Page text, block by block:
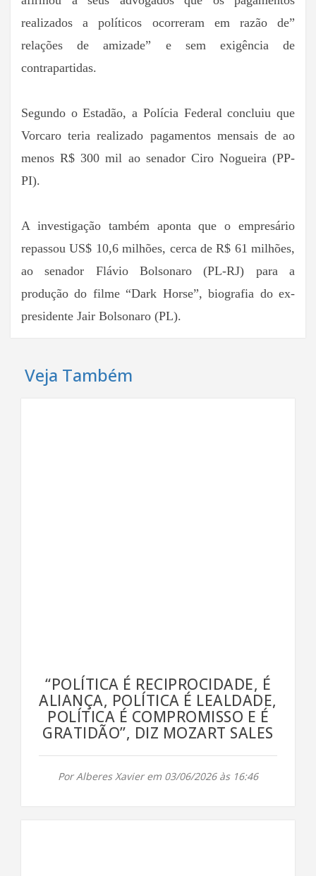
realizados a políticos ocorreram em razão de”
relações de amizade” e sem exigência de
contrapartidas.
Segundo o Estadão, a Polícia Federal concluiu que
Vorcaro teria realizado pagamentos mensais de ao
menos R$ 300 mil ao senador Ciro Nogueira (PP-
PI).
A investigação também aponta que o empresário
repassou US$ 10,6 milhões, cerca de R$ 61 milhões,
ao senador Flávio Bolsonaro (PL-RJ) para a
produção do filme “Dark Horse”, biografia do ex-
presidente Jair Bolsonaro (PL).
Veja Também
“POLÍTICA É RECIPROCIDADE, É
ALIANÇA, POLÍTICA É LEALDADE,
POLÍTICA É COMPROMISSO E É
GRATIDÃO”, DIZ MOZART SALES
Por Alberes Xavier em 03/06/2026 às 16:46